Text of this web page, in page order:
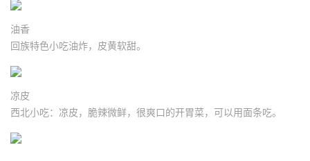
油香
回族特色小吃油炸，皮黄软甜。
凉皮
西北小吃：凉皮，脆辣微鲜，很爽口的开胃菜，可以用面条吃。